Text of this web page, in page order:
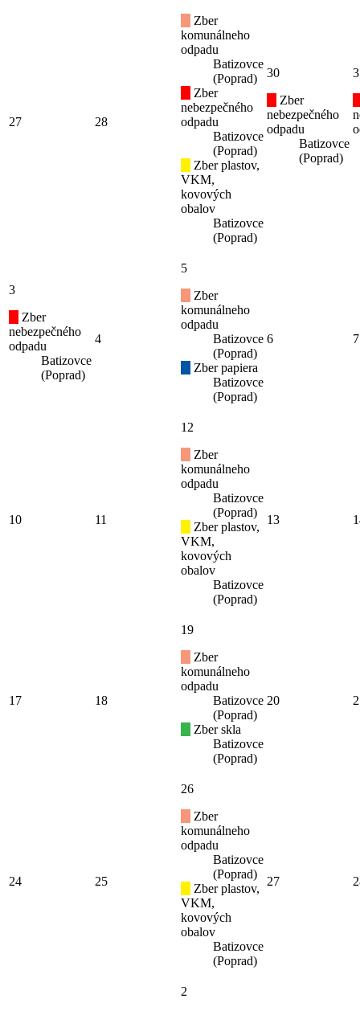
27 28
Zber
komunálneho
odpadu
Batizovce
(Poprad)
Zber
nebezpečného
odpadu
Batizovce
(Poprad)
Zber plastov,
VKM,
kovových
obalov
Batizovce
(Poprad)
30
Zber
nebezpečného
odpadu
Batizovce
(Poprad)
3
Zber
nebezpečného
odpadu
Batizovce
(Poprad)
4
5
Zber
komunálneho
odpadu
Batizovce
(Poprad)
Zber papiera
Batizovce
(Poprad)
6 7
10 11
12
Zber
komunálneho
odpadu
Batizovce
(Poprad)
Zber plastov,
VKM,
kovových
obalov
Batizovce
(Poprad)
13
17 18
19
Zber
komunálneho
odpadu
Batizovce
(Poprad)
Zber skla
Batizovce
(Poprad)
20
24 25
26
Zber
komunálneho
odpadu
Batizovce
(Poprad)
Zber plastov,
VKM,
kovových
obalov
Batizovce
(Poprad)
27
2